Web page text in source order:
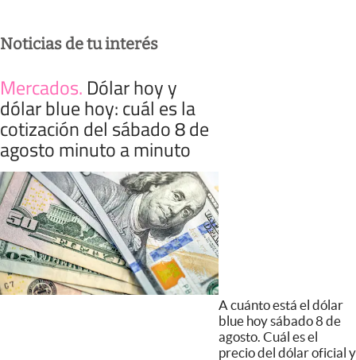
Noticias de tu interés
Mercados. Dólar hoy y
dólar blue hoy: cuál es la
cotización del sábado 8 de
agosto minuto a minuto
A cuánto está el dólar
blue hoy sábado 8 de
agosto. Cuál es el
precio del dólar oficial y